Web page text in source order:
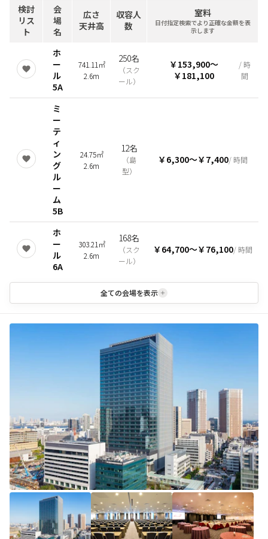
検討
リス
ト
会
場
名
広さ
天井高
収容人
数
室料
日付指定検索でより正確な金額を表
示します
ホ
ー
ル
5A
741.11㎡
2.6m
250名
（スク
ール）
￥153,900〜
￥181,100
/ 時
間
ミ
ー
テ
ィ
ン
グ
ル
ー
ム
5B
24.75㎡
2.6m
12名
（島
型）
￥6,300〜￥7,400/ 時間
ホ
ー
ル
6A
303.21㎡
2.6m
168名
（スク
ール）
￥64,700〜￥76,100/ 時間
全ての会場を表示